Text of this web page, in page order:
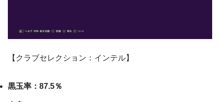
【 クラブセレクション：インテル】
黒玉率：87.5％